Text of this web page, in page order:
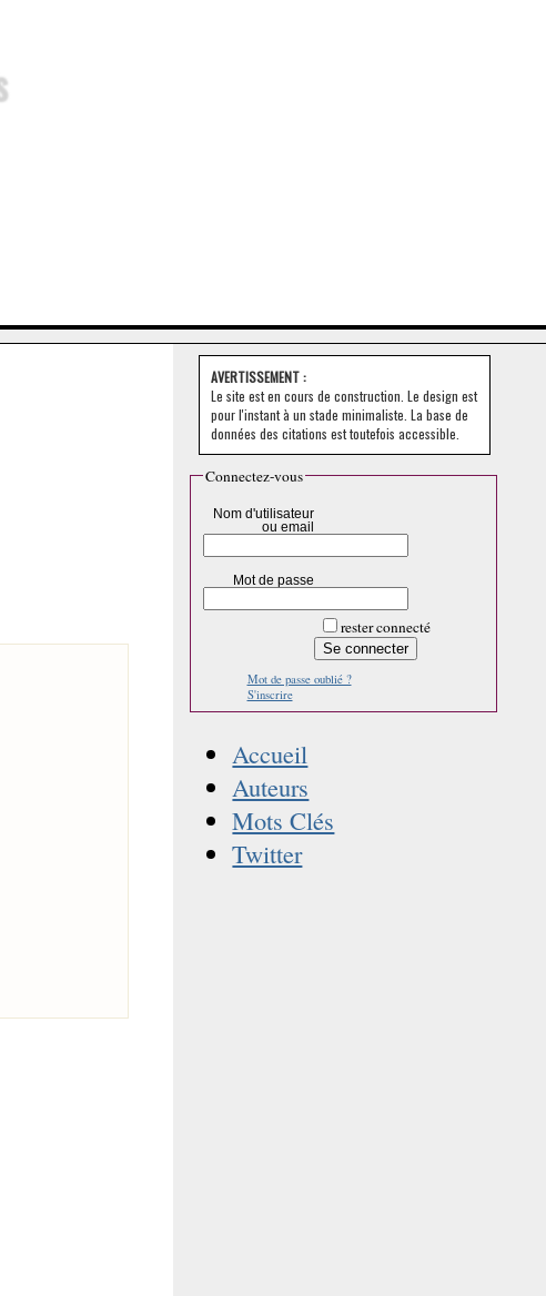
AVERTISSEMENT :
Le site est en cours de construction. Le design est
pour l'instant à un stade minimaliste. La base de
données des citations est toutefois accessible.
Connectez-vous
Nom d'utilisateur
ou email
Mot de passe
rester connecté
Mot de passe oublié ?
S'inscrire
Accueil
Auteurs
Mots Clés
Twitter